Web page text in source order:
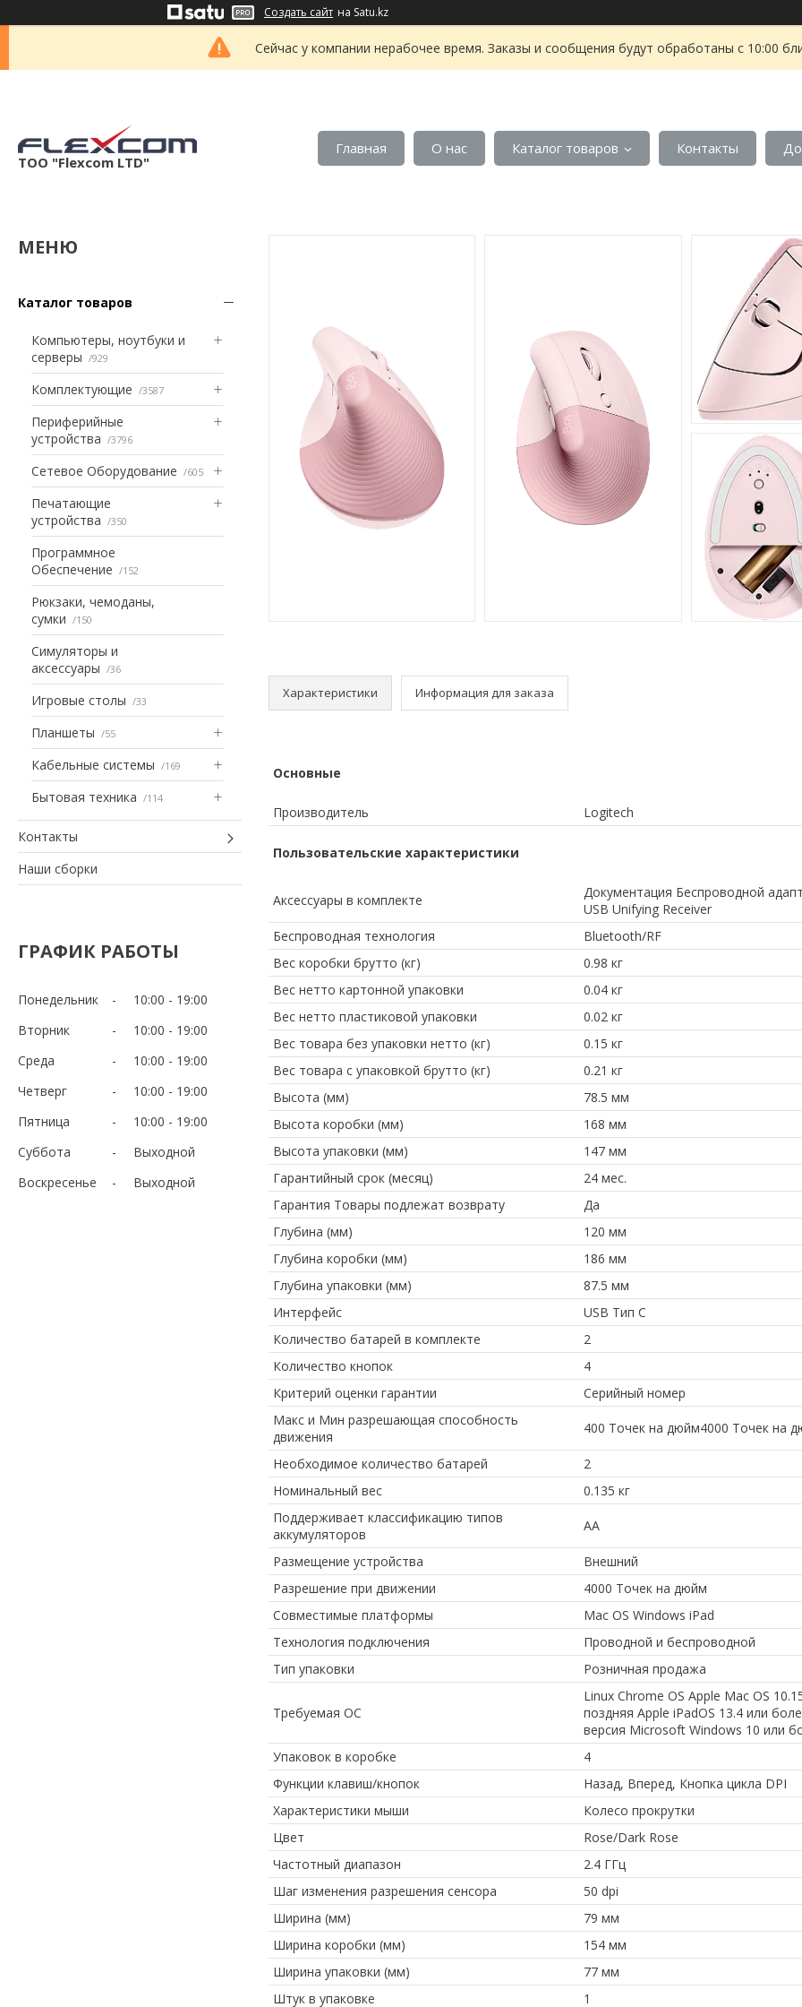
Создать сайт на Satu.kz
Сейчас у компании нерабочее время. Заказы и сообщения будут обработаны с 10:00
ТОО "Flexcom LTD"
Главная О нас Каталог товаров Контакты
Каталог товаров
Компьютеры, ноутбуки и
серверы
929
Комплектующие 3587
Периферийные
устройства
3796
Сетевое Оборудование 605
Печатающие
устройства
350
Программное
Обеспечение
152
Рюкзаки, чемоданы,
сумки
150
Симуляторы и
аксессуары
36
Игровые столы 33
Планшеты 55
Кабельные системы 169
Бытовая техника 114
Контакты
Наши сборки
ГРАФИК РАБОТЫ
Понедельник 10:00
19:00
Вторник
10:00
19:00
Среда
10:00
19:00
Четверг
10:00
19:00
Пятница
10:00
19:00
Суббота
Выходной
Воскресенье
Выходной
Характеристики Информация для заказа
Основные
Производитель Logitech
Пользовательские характеристики
Аксессуары в комплекте
Документация Беспроводной
USB Unifying Receiver
Беспроводная технология
Bluetooth/RF
Вес коробки брутто (кг)
0.98 кг
Вес нетто картонной упаковки
0.04 кг
Вес нетто пластиковой упаковки
0.02 кг
Вес товара без упаковки нетто (кг)
0.15 кг
Вес товара с упаковкой брутто (кг)
0.21 кг
Высота (мм)
78.5 мм
Высота коробки (мм)
168 мм
Высота упаковки (мм)
147 мм
Гарантийный срок (месяц)
24 мес.
Гарантия Товары подлежат возврату
Да
Глубина (мм)
120 мм
Глубина коробки (мм)
186 мм
Глубина упаковки (мм)
87.5 мм
Интерфейс
USB Тип C
Количество батарей в комплекте
2
Количество кнопок
4
Критерий оценки гарантии
Серийный номер
Макс и Мин разрешающая способность
движения
400 Точек на дюйм4000 Точек на
Необходимое количество батарей
2
Номинальный вес
0.135 кг
Поддерживает классификацию типов
аккумуляторов
AA
Размещение устройства
Внешний
Разрешение при движении
4000 Точек на дюйм
Совместимые платформы
Mac OS Windows iPad
Технология подключения
Проводной и беспроводной
Тип упаковки
Розничная продажа
Требуемая ОС
Linux Chrome OS Apple Mac OS
поздняя Apple iPadOS 13.4 или
версия Microsoft Windows 10 или
Упаковок в коробке
4
Функции клавиш/кнопок
Назад, Вперед, Кнопка цикла DPI
Характеристики мыши
Колесо прокрутки
Цвет
Rose/Dark Rose
Частотный диапазон
2.4 ГГц
Шаг изменения разрешения сенсора
50 dpi
Ширина (мм)
79 мм
Ширина коробки (мм)
154 мм
Ширина упаковки (мм)
77 мм
Штук в упаковке
1